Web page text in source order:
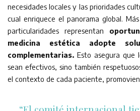
necesidades locales y las prioridades
cual enriquece el panorama global.
particularidades representan
medicina estética adopte
complementarias. Esto asegura que
sean efectivos, sino también
el contexto de cada paciente,